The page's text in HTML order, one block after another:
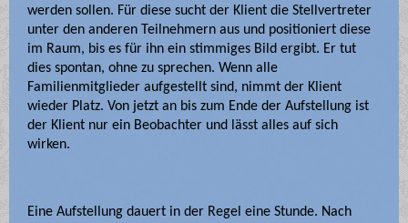
werden sollen. Für diese sucht der Klient die Stellvertreter
unter den anderen Teilnehmern aus und positioniert diese
im Raum, bis es für ihn ein stimmiges Bild ergibt. Er tut
dies spontan, ohne zu sprechen. Wenn alle
Familienmitglieder aufgestellt sind, nimmt der Klient
wieder Platz. Von jetzt an bis zum Ende der Aufstellung ist
der Klient nur ein Beobachter und lässt alles auf sich
wirken.
Eine Aufstellung dauert in der Regel eine Stunde. Nach